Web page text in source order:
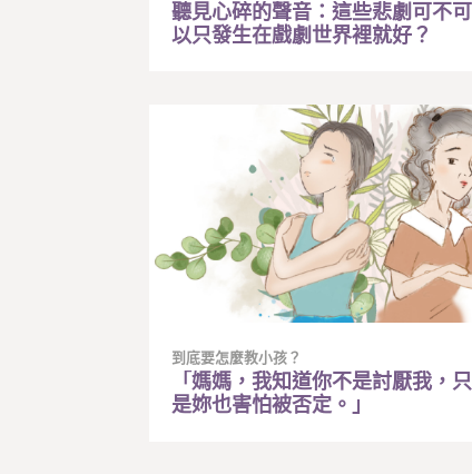
聽見心碎的聲音：這些悲劇可不可
以只發生在戲劇世界裡就好？
到底要怎麼教小孩？
「媽媽，我知道你不是討厭我，只
是妳也害怕被否定。」